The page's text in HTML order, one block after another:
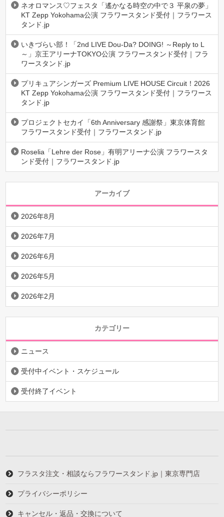
ネオロマンス♡フェスタ「遙かなる時空の中で３ 平泉の夢」
KT Zepp Yokohama公演 フラワースタンド受付｜フラワース
タンド.jp
いきづらい部！「2nd LIVE Dou-Da? DOING! ～Reply to L
～」京王アリーナTOKYO公演 フラワースタンド受付｜フラ
ワースタンド.jp
プリキュアシンガーズ Premium LIVE HOUSE Circuit！2026
KT Zepp Yokohama公演 フラワースタンド受付｜フラワース
タンド.jp
プロジェクトセカイ「6th Anniversary 感謝祭」東京体育館
フラワースタンド受付｜フラワースタンド.jp
Roselia「Lehre der Rose」有明アリーナ公演 フラワースタ
ンド受付｜フラワースタンド.jp
アーカイブ
2026年8月
2026年7月
2026年6月
2026年5月
2026年2月
カテゴリー
ニュース
受付中イベント・スケジュール
受付終了イベント
フラスタ注文・相談ならフラワースタンド.jp｜東京専門店
プライバシーポリシー
キャンセル・返品・交換について